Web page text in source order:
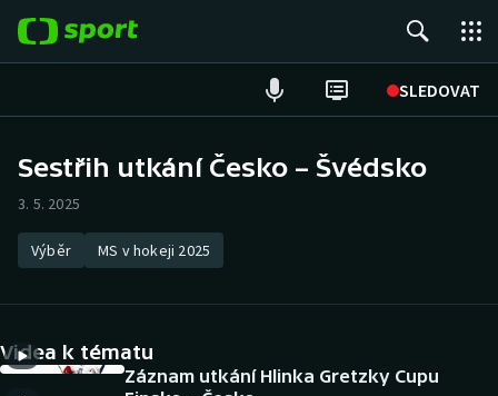
SLEDOVAT
Hokej
Tenis
Atletika
Cyklistika
Sestřih utkání Česko – Švédsko
3. 5. 2025
Výběr MS v hokeji 2025
Videa k tématu
Záznam utkání Hlinka Gretzky Cupu